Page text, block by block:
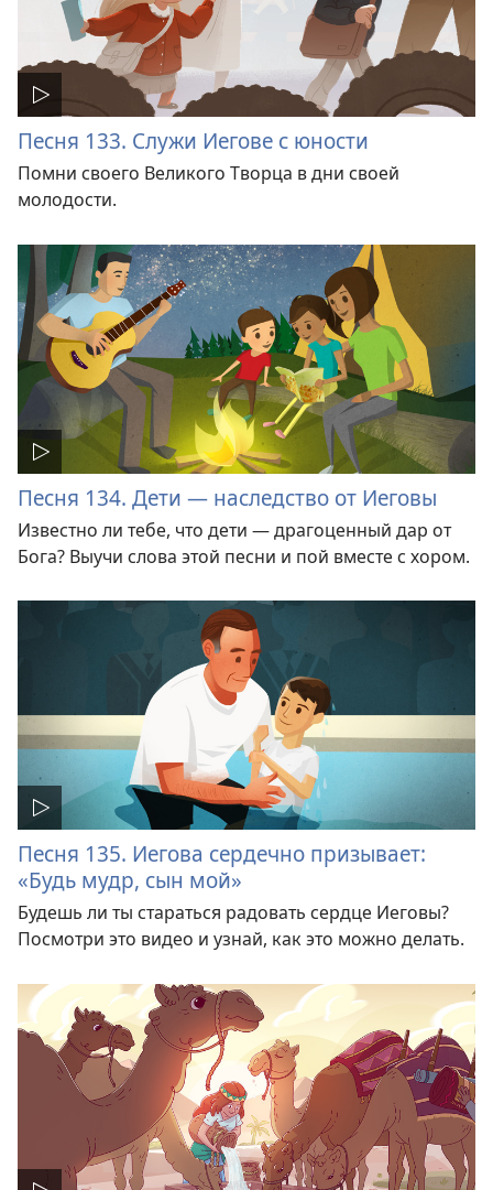
Песня 133. Служи Иегове с юности
Помни своего Великого Творца в дни своей
молодости.
Песня 134. Дети — наследство от Иеговы
Известно ли тебе, что дети — драгоценный дар от
Бога? Выучи слова этой песни и пой вместе с хором.
Песня 135. Иегова сердечно призывает:
«Будь мудр, сын мой»
Будешь ли ты стараться радовать сердце Иеговы?
Посмотри это видео и узнай, как это можно делать.